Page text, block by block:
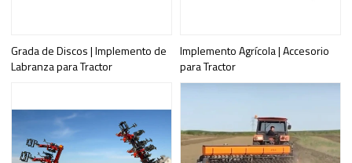
Grada de Discos | Implemento de
Labranza para Tractor
Implemento Agrícola | Accesorio
para Tractor